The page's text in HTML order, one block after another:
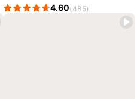
4.60(485)